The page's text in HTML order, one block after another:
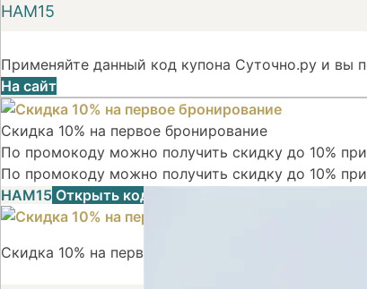
НАМ15
Применяйте данный код купона Суточно.ру и вы
На сайт
Скидка 10% на первое бронирование
По промокоду можно получить скидку до 10%
По промокоду можно получить скидку до 10%
НАМ15 Открыть код
Скидка 10% на первое бронирование